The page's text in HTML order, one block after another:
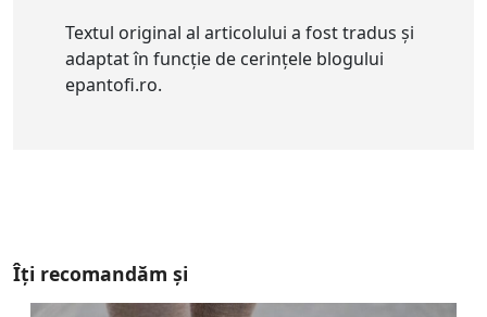
Textul original al articolului a fost tradus și
adaptat în funcție de cerințele blogului
epantofi.ro.
Îți recomandăm și